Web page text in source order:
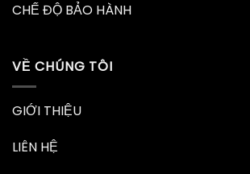
CHẾ ĐỘ BẢO HÀNH
VỀ CHÚNG TÔI
GIỚI THIỆU
LIÊN HỆ